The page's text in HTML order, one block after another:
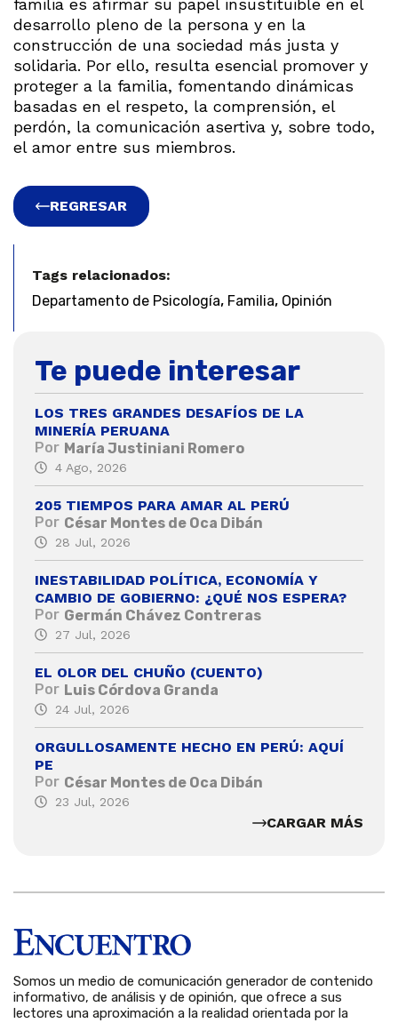
desarrollo pleno de la persona y en la
construcción de una sociedad más justa y
solidaria. Por ello, resulta esencial promover y
proteger a la familia, fomentando dinámicas
basadas en el respeto, la comprensión, el
perdón, la comunicación asertiva y, sobre todo,
el amor entre sus miembros.
REGRESAR
Tags relacionados:
Departamento de Psicología, Familia, Opinión
Te puede interesar
LOS TRES GRANDES DESAFÍOS DE LA
MINERÍA PERUANA
Por María Justiniani Romero
4 Ago, 2026
205 TIEMPOS PARA AMAR AL PERÚ
Por César Montes de Oca Dibán
28 Jul, 2026
INESTABILIDAD POLÍTICA, ECONOMÍA Y
CAMBIO DE GOBIERNO: ¿QUÉ NOS ESPERA?
Por Germán Chávez Contreras
27 Jul, 2026
EL OLOR DEL CHUÑO (CUENTO)
Por Luis Córdova Granda
24 Jul, 2026
ORGULLOSAMENTE HECHO EN PERÚ: AQUÍ
PE
Por César Montes de Oca Dibán
23 Jul, 2026
CARGAR MÁS
Somos un medio de comunicación generador de contenido
informativo, de análisis y de opinión, que ofrece a sus
lectores una aproximación a la realidad orientada por la